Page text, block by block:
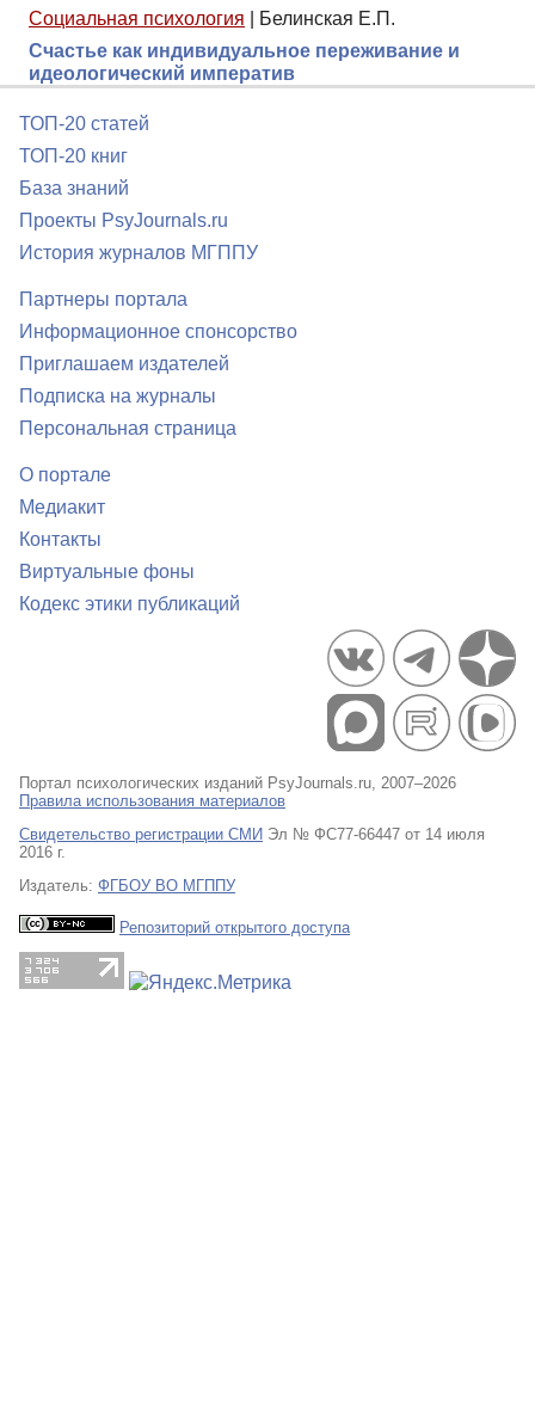
Социальная психология
Белинская Е.П.
Счастье как индивидуальное переживание и
идеологический императив
ТОП-20 статей
ТОП-20 книг
База знаний
Проекты PsyJournals.ru
История журналов МГППУ
Партнеры портала
Информационное спонсорство
Приглашаем издателей
Подписка на журналы
Персональная страница
О портале
Медиакит
Контакты
Виртуальные фоны
Кодекс этики публикаций
Портал психологических изданий PsyJournals.ru, 2007–2026
Правила использования материалов
Свидетельство регистрации СМИ Эл № ФС77-66447 от 14 июля
2016 г.
Издатель: ФГБОУ ВО МГППУ
Репозиторий открытого доступа